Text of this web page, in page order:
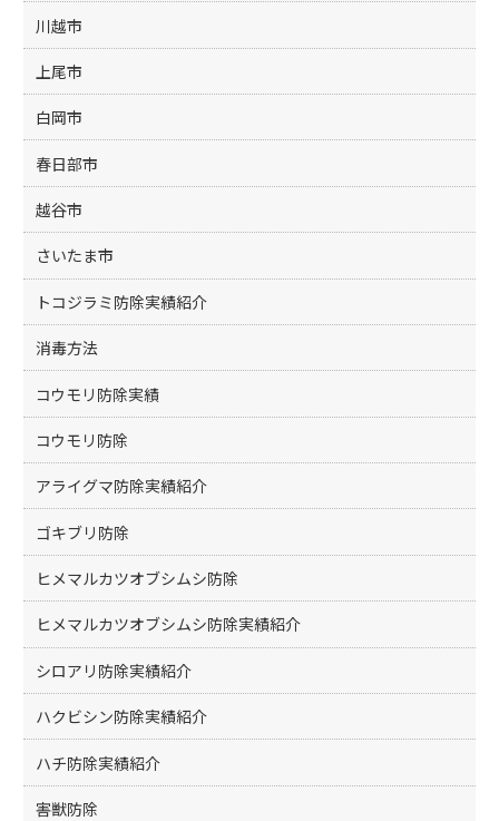
川越市
上尾市
白岡市
春日部市
越谷市
さいたま市
トコジラミ防除実績紹介
消毒方法
コウモリ防除実績
コウモリ防除
アライグマ防除実績紹介
ゴキブリ防除
ヒメマルカツオブシムシ防除
ヒメマルカツオブシムシ防除実績紹介
シロアリ防除実績紹介
ハクビシン防除実績紹介
ハチ防除実績紹介
害獣防除